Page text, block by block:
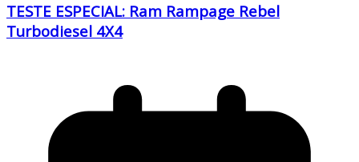
TESTE ESPECIAL: Ram Rampage Rebel
Turbodiesel 4X4